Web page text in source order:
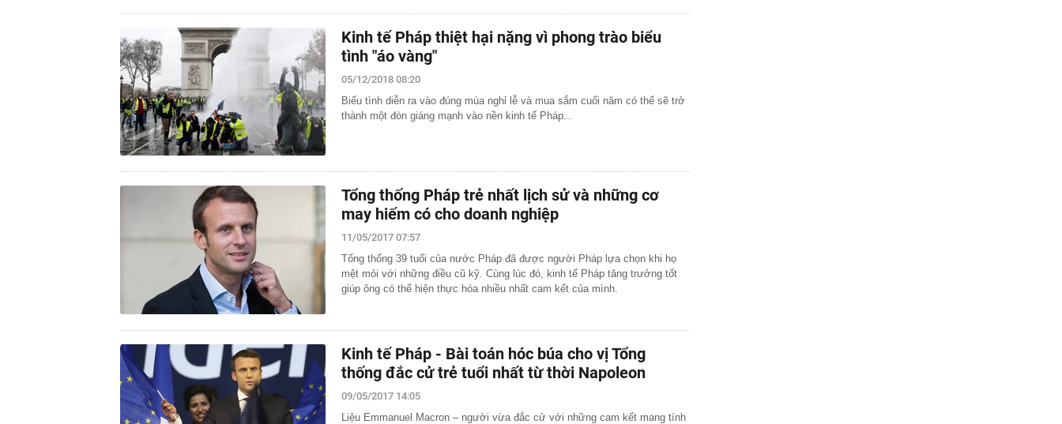
Kinh tế Pháp thiệt hại nặng vì phong trào biểu
tình "áo vàng"
05/12/2018 08:20
Biểu tình diễn ra vào đúng mùa nghỉ lễ và mua sắm cuối năm có thể sẽ trở
thành một đòn giáng mạnh vào nền kinh tế Pháp...
Tổng thống Pháp trẻ nhất lịch sử và những cơ
may hiếm có cho doanh nghiệp
11/05/2017 07:57
Tổng thống 39 tuổi của nước Pháp đã được người Pháp lựa chọn khi họ
mệt mỏi với những điều cũ kỹ. Cùng lúc đó, kinh tế Pháp tăng trưởng tốt
giúp ông có thể hiện thực hóa nhiều nhất cam kết của mình.
Kinh tế Pháp - Bài toán hóc búa cho vị Tổng
thống đắc cử trẻ tuổi nhất từ thời Napoleon
09/05/2017 14:05
Liệu Emmanuel Macron – người vừa đắc cử với những cam kết mang tính